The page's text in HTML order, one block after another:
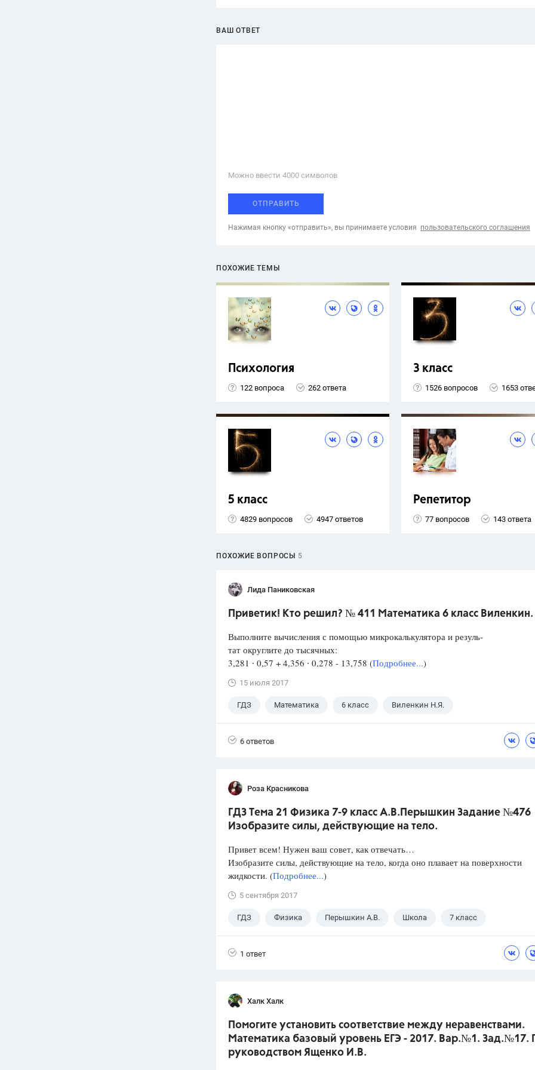
ВАШ ОТВЕТ
Можно ввести 4000 cимволов
ОТПРАВИТЬ
Нажимая кнопку «отправить», вы принимаете условия пользовательского соглашения
ПОХОЖИЕ ТЕМЫ
Психология
122 вопроса 262 ответа
3 класс
1526 вопросов 1653
5 класс
4829 вопросов 4947 ответов
Репетитор
77 вопросов 143 ответа
ПОХОЖИЕ ВОПРОСЫ 5
Лида Паниковская
Приветик! Кто решил? № 411 Математика 6 класс Виленкин.
Выполните вычисления с помощью микрокалькулятора и резуль-
тат округлите до тысячных:
3,281 ∙ 0,57 + 4,356 ∙ 0,278 - 13,758 (Подробнее...)
15 июля 2017
ГДЗ Математика 6 класс Виленкин Н.Я.
6 ответов
Роза Красникова
ГДЗ Тема 21 Физика 7-9 класс А.В.Перышкин Задание №476
Изобразите силы, действующие на тело.
Привет всем! Нужен ваш совет, как отвечать…
Изобразите силы, действующие на тело, когда оно плавает на поверхности
жидкости. (Подробнее...)
5 сентября 2017
ГДЗ Физика Перышкин А.В. Школа 7 класс
1 ответ
Халк Халк
Помогите установить соответствие между неравенствами.
Математика базовый уровень ЕГЭ - 2017. Вар.№1. Зад.№17.
руководством Ященко И.В.